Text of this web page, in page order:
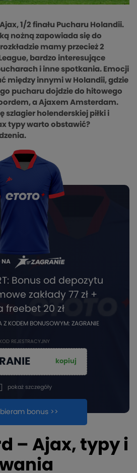
1/2 finału Pucharu Holandii.
nożną zapowiada się do
mamy przecież 2
bardzo interesujące
i inne spotkania. Emocji
między innymi w Holandii, gdzie
pucharu dojdzie do hitowego
a Ajaxem Amsterdam.
szlagier holenderskiej piłki i
typy warto obstawić?
NA
Bonus od depozytu
zakłady 77 zł +
freebet 20 zł
Z KODEM BONUSOWYM: ZAGRANIE
KOD REJESTRACYJNY
kopiuj
bonus >>
pokaż szczegóły
– Ajax, typy i